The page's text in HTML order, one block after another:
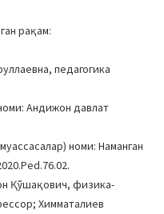
рақам:
педагогика
Андижон давлат
номи: Наманган
Қўшақович, физика-
Химматалиев